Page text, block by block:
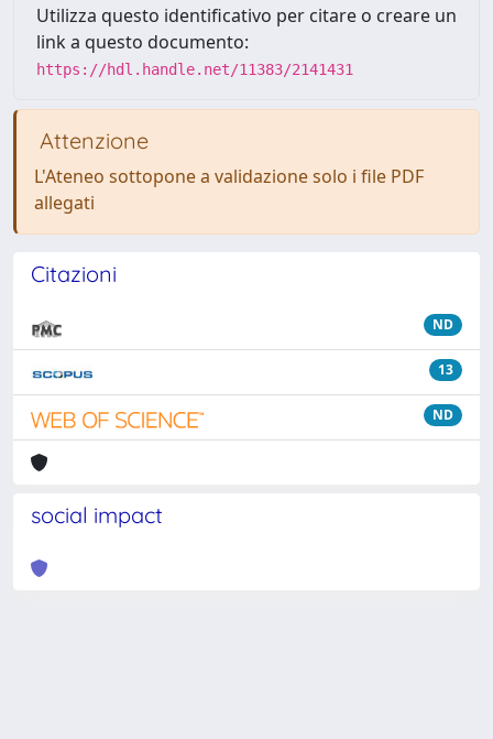
Utilizza questo identificativo per citare o creare un
link a questo documento:
https://hdl.handle.net/11383/2141431
Attenzione
L'Ateneo sottopone a validazione solo i file PDF
allegati
Citazioni
ND
13
ND
social impact